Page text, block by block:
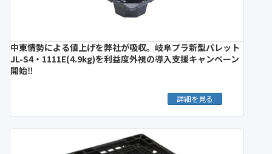
中東情勢による値上げを弊社が吸収。岐阜プラ新型パレット
JL-S4・1111E(4.9kg)を利益度外視の導入支援キャンペーン
開始‼︎
詳細を見る